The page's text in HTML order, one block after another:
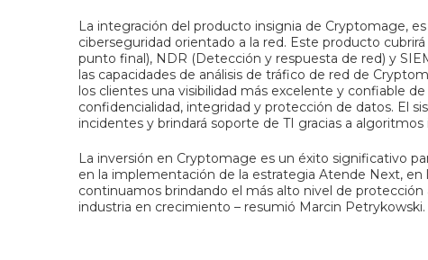
La integración del producto insignia de Cryptomage,
ciberseguridad orientado a la red. Este producto
punto final), NDR (Detección y respuesta de red) y
las capacidades de análisis de tráfico de red de
los clientes una visibilidad más excelente y confiable
confidencialidad, integridad y protección de datos. El
incidentes y brindará soporte de TI gracias a
La inversión en Cryptomage es un éxito significativo
en la implementación de la estrategia Atende Next, en
continuamos brindando el más alto nivel de
industria en crecimiento – resumió Marcin Petrykowski.